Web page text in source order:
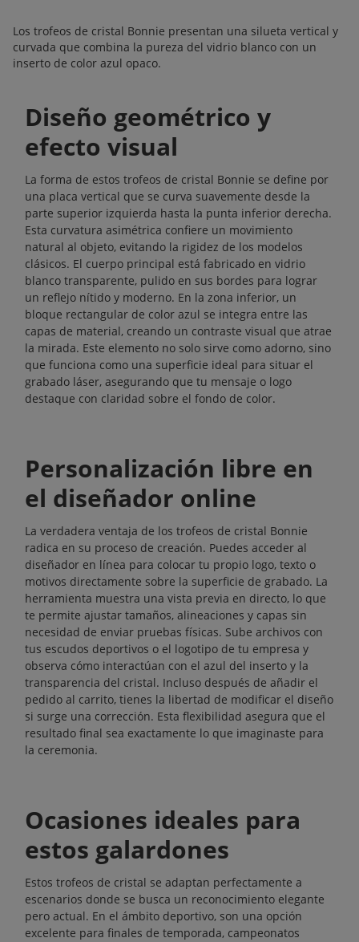
Los trofeos de cristal Bonnie presentan una silueta vertical y
curvada que combina la pureza del vidrio blanco con un
inserto de color azul opaco.
Diseño geométrico y
efecto visual
La forma de estos trofeos de cristal Bonnie se define por
una placa vertical que se curva suavemente desde la
parte superior izquierda hasta la punta inferior derecha.
Esta curvatura asimétrica confiere un movimiento
natural al objeto, evitando la rigidez de los modelos
clásicos. El cuerpo principal está fabricado en vidrio
blanco transparente, pulido en sus bordes para lograr
un reflejo nítido y moderno. En la zona inferior, un
bloque rectangular de color azul se integra entre las
capas de material, creando un contraste visual que atrae
la mirada. Este elemento no solo sirve como adorno, sino
que funciona como una superficie ideal para situar el
grabado láser, asegurando que tu mensaje o logo
destaque con claridad sobre el fondo de color.
Personalización libre en
el diseñador online
La verdadera ventaja de los trofeos de cristal Bonnie
radica en su proceso de creación. Puedes acceder al
diseñador en línea para colocar tu propio logo, texto o
motivos directamente sobre la superficie de grabado. La
herramienta muestra una vista previa en directo, lo que
te permite ajustar tamaños, alineaciones y capas sin
necesidad de enviar pruebas físicas. Sube archivos con
tus escudos deportivos o el logotipo de tu empresa y
observa cómo interactúan con el azul del inserto y la
transparencia del cristal. Incluso después de añadir el
pedido al carrito, tienes la libertad de modificar el diseño
si surge una corrección. Esta flexibilidad asegura que el
resultado final sea exactamente lo que imaginaste para
la ceremonia.
Ocasiones ideales para
estos galardones
Estos trofeos de cristal se adaptan perfectamente a
escenarios donde se busca un reconocimiento elegante
pero actual. En el ámbito deportivo, son una opción
excelente para finales de temporada, campeonatos